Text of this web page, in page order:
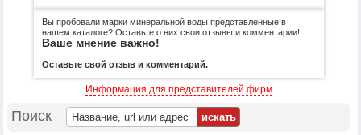
Вы пробовали марки минеральной воды представленные в
нашем каталоге? Оставьте о них свои отзывы и комментарии!
Ваше мнение важно!
Оставьте свой отзыв и комментарий.
Информация для представителей фирм
Поиск